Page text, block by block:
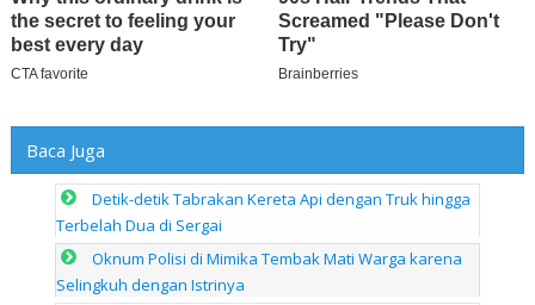
Baca Juga
Detik-detik Tabrakan Kereta Api dengan Truk hingga
Terbelah Dua di Sergai
Oknum Polisi di Mimika Tembak Mati Warga karena
Selingkuh dengan Istrinya